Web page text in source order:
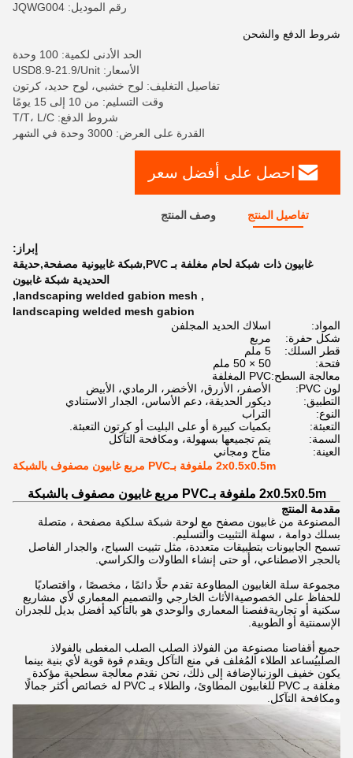
رقم الموديل: JQWG004
شروط الدفع والشحن
الحد الأدنى لكمية: 100 وحدة
الأسعار: USD8.9-21.9/Unit
تفاصيل التغليف: لوح خشبي، لوح حديد، كرتون
وقت التسليم: من 10 إلى 15 يومًا
شروط الدفع: T/T، L/C
القدرة على العرض: 3000 وحدة في الشهر
احصل على أفضل سعر
تفاصيل المنتج وصف المنتج
إبراز:
غابيون ذات شبكة لحام مغلفة بـ PVC,شبكة غابيونية مصفحة,حديقة
الحديدية شبكة غابيون
,
landscaping welded gabion mesh
,
landscaping welded mesh gabion
المواد:
اسلاك الحديد المجلفن
شكل حفرة:
مربع
قطر السلك:
5 ملم
فتحة:
50 × 50 ملم
معالجة السطح:PVC المغلفة
لون PVC:
الأصفر، الأزرق، الأخضر، الرمادي، الأبيض
التطبيق:
ديكور الحديقة، دعم الأساس، الجدار الاستنادي
النوع:
التراب
التعبئة:
بكميات كبيرة أو على البليت أو كرتون التعبئة.
السمة:
يتم تجميعها بسهولة، ومكافحة التآكل
العينة:
متاح ومجاني
2x0.5x0.5m ملفوفة بـPVC مربع غابيون مصفوف بالشبكة
2x0.5x0.5m ملفوفة بـPVC مربع غابيون مصفوف بالشبكة
مقدمة المنتج
المصنوعة من غابيون مصفح مع لوحة شبكة سلكية مصفحة ، متصلة
بسلك دوامة ، سهلة التثبيت والتسليم.
تسمح الجابيونات بتطبيقات متعددة، مثل تثبيت السياج، والجدار الفاصل
بالحجر الاصطناعي، أو حتى إنشاء الطاولات والكراسي.
مجموعة سلة الغابيون المطاوعة تقدم حلًا دائمًا ، مخصصًا ، واقتصاديًا
للحفاظ على الخصوصيةالأثاث الخارجي والتصميم المعماري لأي مشاريع
سكنية أو تجاريةقفصنا المعماري والوحدي هو بالتأكيد أفضل بديل للجدران
الإسمنتية أو الطوبية.
جميع أقفاصنا مصنوعة من الفولاذ الصلب الصلب المغطى بالفولاذ
الصلبيُساعد الطلاء المُغلف في منع التآكل ويقدم قوة قوية لأي بنية بينما
يكون خفيف الوزنبالإضافة إلى ذلك، نحن نقدم معالجة سطحية مؤكدة
مغلفة بـ PVC للغابيون المطاوئ، والطلاء بـ PVC له خصائص أكثر جمالًا
ومكافحة التآكل.